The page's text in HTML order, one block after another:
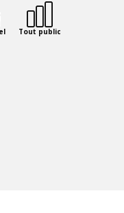
Tout public